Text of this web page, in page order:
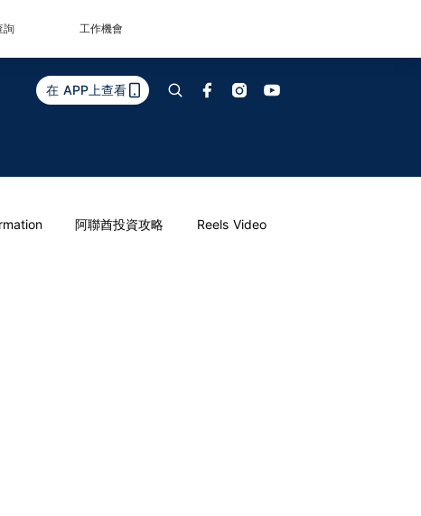
詢 工作機會
在 APP上查看
阿聯酋投資攻略 Reels Video